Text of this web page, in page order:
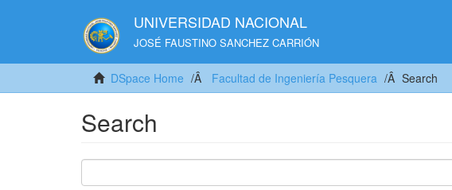
UNIVERSIDAD NACIONAL
JOSÉ FAUSTINO SANCHEZ CARRIÓN
DSpace Home Facultad de Ingeniería Pesquera Search
Search